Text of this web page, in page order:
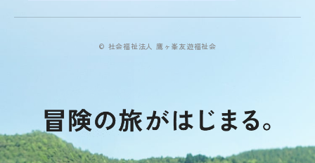
© 社会福祉法人 鷹ヶ峯友遊福祉会